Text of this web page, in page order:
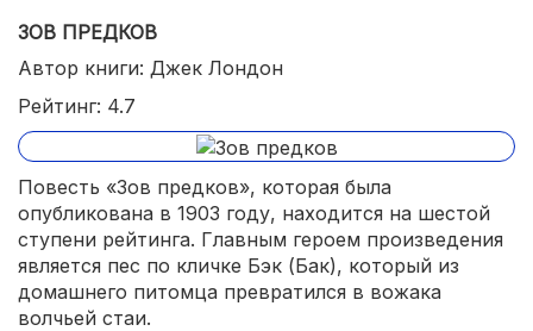
ЗОВ ПРЕДКОВ
Автор книги: Джек Лондон
Рейтинг: 4.7
Повесть «Зов предков», которая была
опубликована в 1903 году, находится на шестой
ступени рейтинга. Главным героем произведения
является пес по кличке Бэк (Бак), который из
домашнего питомца превратился в вожака
волчьей стаи.